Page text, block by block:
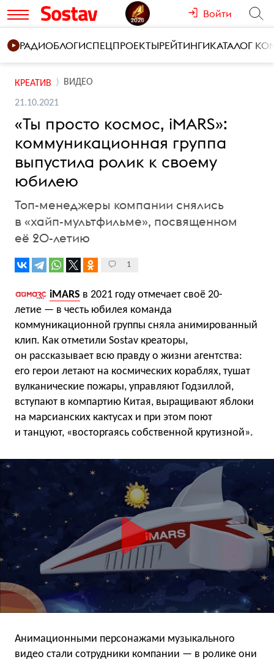
Войти
РАДИОБЛОГИСПЕЦПРОЕКТЫРЕЙТИНГИКАТАЛОГ
КРЕАТИВ ВИДЕО
21.10.2021
«Ты просто космос, iMARS»:
коммуникационная группа
выпустила ролик к своему
юбилею
Топ-менеджеры компании снялись
в «хайп-мультфильме», посвященном
её 20-летию
1
iMARS в 2021 году отмечает своё 20-
летие — в честь юбилея команда
коммуникационной группы сняла анимированный
клип. Как отметили Sostav креаторы,
он рассказывает всю правду о жизни агентства:
его герои летают на космических кораблях, тушат
вулканические пожары, управляют Годзиллой,
вступают в компартию Китая, выращивают яблоки
на марсианских кактусах и при этом поют
и танцуют, «восторгаясь собственной крутизной».
Анимационными персонажами музыкального
видео стали сотрудники компании — в ролике они